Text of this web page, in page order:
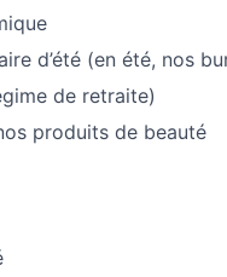
d’été (en été, nos
de retraite)
produits de beauté